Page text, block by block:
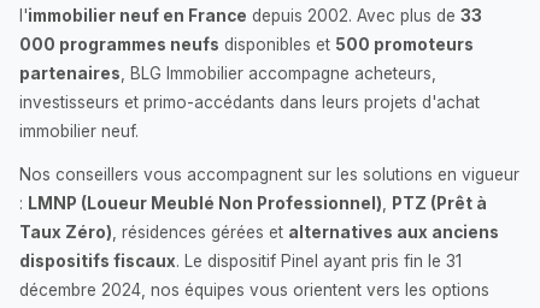
l'immobilier neuf en France depuis 2002. Avec plus de 33
000 programmes neufs disponibles et 500 promoteurs
partenaires , BLG Immobilier accompagne acheteurs,
investisseurs et primo-accédants dans leurs projets d'achat
immobilier neuf.
Nos conseillers vous accompagnent sur les solutions en vigueur
: LMNP (Loueur Meublé Non Professionnel)
PTZ (Prêt à
Taux Zéro) , résidences gérées et alternatives aux anciens
dispositifs fiscaux. Le dispositif Pinel ayant pris fin le 31
décembre 2024, nos équipes vous orientent vers les options